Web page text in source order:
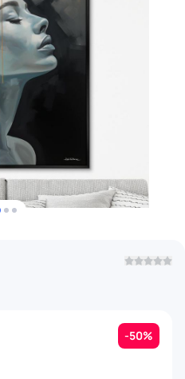
-50%